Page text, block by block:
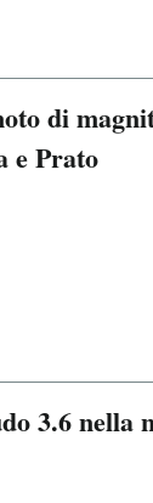
di
e Prato
3.6 nella